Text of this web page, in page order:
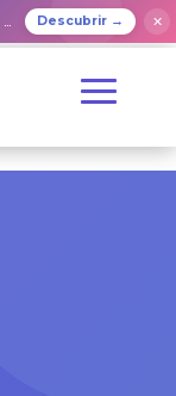
Descubrir → ✕